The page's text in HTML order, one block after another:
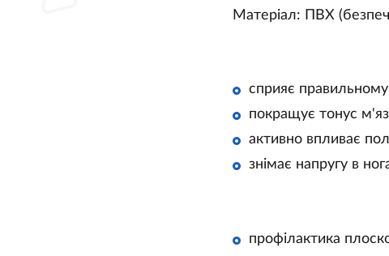
Матеріал: ПВХ
сприяє
покращує тонус
активно впливає
знімає напругу в
профілактика